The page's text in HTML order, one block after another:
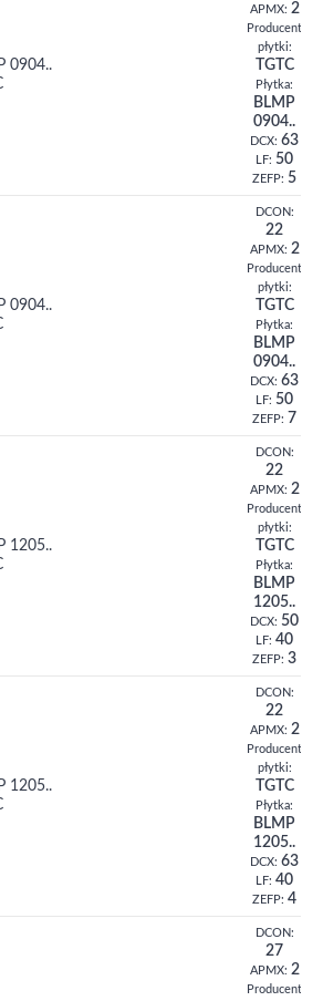
0904..
APMX: 2
Producent
płytki:
TGTC
Płytka:
BLMP
0904..
DCX: 63
LF: 50
ZEFP: 5
0904..
DCON:
22
APMX: 2
Producent
płytki:
TGTC
Płytka:
BLMP
0904..
DCX: 63
LF: 50
ZEFP: 7
1205..
DCON:
22
APMX: 2
Producent
płytki:
TGTC
Płytka:
BLMP
1205..
DCX: 50
LF: 40
ZEFP: 3
1205..
DCON:
22
APMX: 2
Producent
płytki:
TGTC
Płytka:
BLMP
1205..
DCX: 63
LF: 40
ZEFP: 4
DCON:
27
APMX: 2
Producent